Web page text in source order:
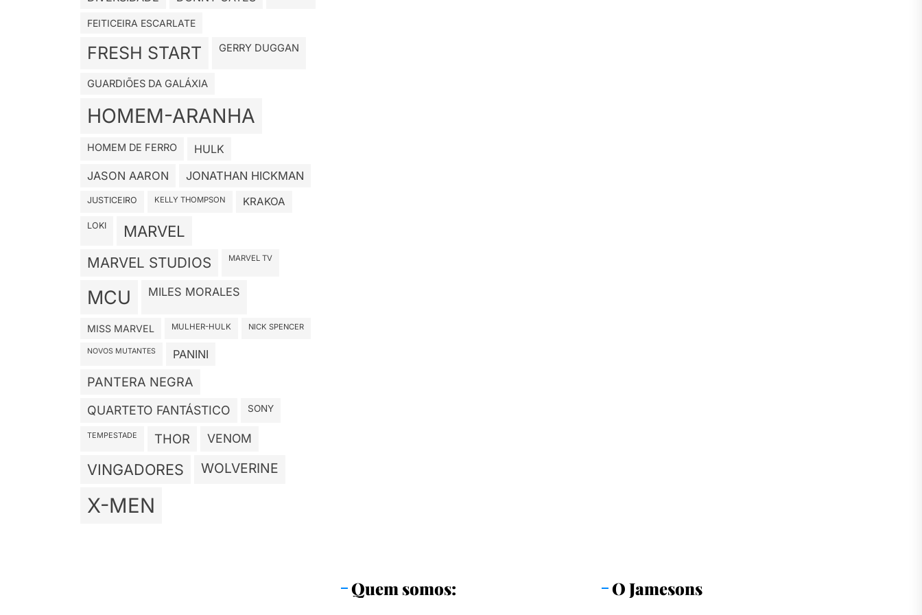
FEITICEIRA ESCARLATE
FRESH START GERRY DUGGAN
GUARDIÕES DA GALÁXIA
HOMEM-ARANHA
HOMEM DE FERRO
HULK
JASON AARON
JONATHAN HICKMAN
JUSTICEIRO KELLY THOMPSON KRAKOA
LOKI MARVEL
MARVEL STUDIOS MARVEL TV
MCU MILES MORALES
MISS MARVEL MULHER-HULK NICK SPENCER
NOVOS MUTANTES PANINI
PANTERA NEGRA
QUARTETO FANTÁSTICO SONY
TEMPESTADE THOR VENOM
VINGADORES WOLVERINE
X-MEN
Quem somos: O Jamesons